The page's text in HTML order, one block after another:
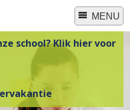
MENU
school? Klik hier voor